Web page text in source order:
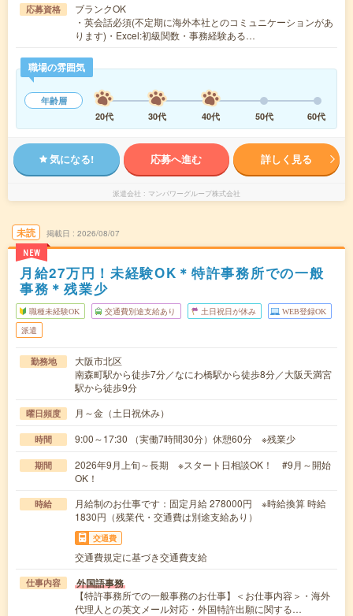
応募資格
ブランクOK
・英会話必須(不定期に海外本社とのコミュニケーションがあ
ります)・Excel:初級関数・事務経験ある…
職場の雰囲気
年齢層
20代
30代 40代 50代 60代
気になる! 応募へ進む 詳しく見る
派遣会社 マンパワーグループ株式会社
未読
NEW
掲載日 2026/08/07
月給27万円！未経験OK＊特許事務所での一般
事務＊残業少
職種未経験OK 交通費別途支給あり 土日祝日が休み WEB登録OK
派遣
勤務地
大阪市北区
南森町駅から徒歩7分／なにわ橋駅から徒歩8分／大阪天満宮
駅から徒歩9分
曜日頻度 月～金（土日祝休み）
時間 9:00～17:30 （実働7時間30分）休憩60分 ※残業少
期間
2026年9月上旬～長期 ※スタート日相談OK！ #9月～開始
OK！
時給
月給制のお仕事です：固定月給 278000円 ※時給換算 時給
1830円（残業代・交通費は別途支給あり）
交通費
交通費規定に基づき交通費支給
仕事内容 外国語事務
【特許事務所での一般事務のお仕事】＜お仕事内容＞・海外
代理人との英文メール対応・外国特許出願に関する…